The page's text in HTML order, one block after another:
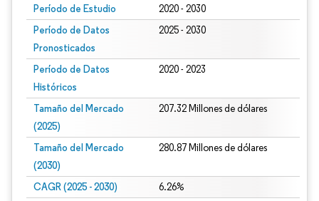
Período de Estudio 2020 - 2030
Período de Datos
Pronosticados
2025 - 2030
Período de Datos
Históricos
2020 - 2023
Tamaño del Mercado
(2025)
207.32 Millones de dólares
Tamaño del Mercado
(2030)
280.87 Millones de dólares
CAGR (2025 - 2030) 6.26%